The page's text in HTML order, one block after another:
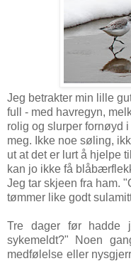
Jeg betrakter min lille
full - med havregyn,
rolig og slurper fornøyd
meg. Ikke noe søling,
ut at det er lurt å hjelpe
kan jo ikke få
Jeg tar skjeen fra ham.
tømmer like godt
Tre dager før hadde
sykemeldt?" Noen
medfølelse eller